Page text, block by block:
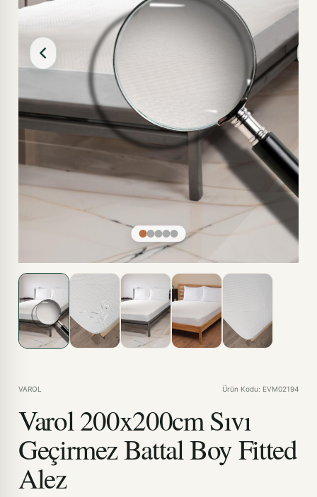
VAROL Ürün Kodu: EVM02194
Varol 200x200cm Sıvı
Geçirmez Battal Boy Fitted
Alez